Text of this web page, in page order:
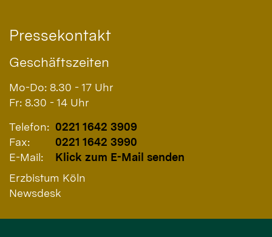
Pressekontakt
Geschäftszeiten
Mo-Do: 8.30 - 17 Uhr
Fr: 8.30 - 14 Uhr
Telefon: 0221 1642 3909
Fax:
0221 1642 3990
E-Mail:
Klick zum E-Mail senden
Erzbistum Köln
Newsdesk